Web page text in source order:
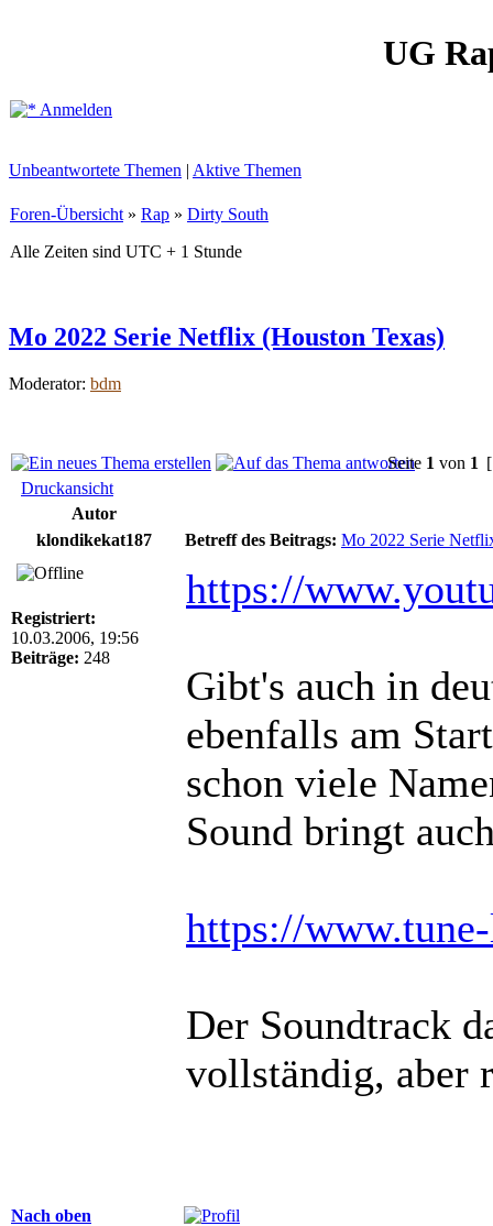
UG
Anmelden
Unbeantwortete Themen | Aktive Themen
Foren-Übersicht » Rap » Dirty South
Alle Zeiten sind UTC + 1 Stunde
Mo 2022 Serie Netflix (Houston Texas)
Moderator: bdm
Seite 1 von 1
Druckansicht
Autor
klondikekat187
Betreff des Beitrags: Mo 2022 Serie
Registriert:
10.03.2006, 19:56
Beiträge: 248
https://
Gibt's auch in
ebenfalls am
schon viele
Sound bringt
https://
Der Soundtrack
vollständig, aber
Nach oben